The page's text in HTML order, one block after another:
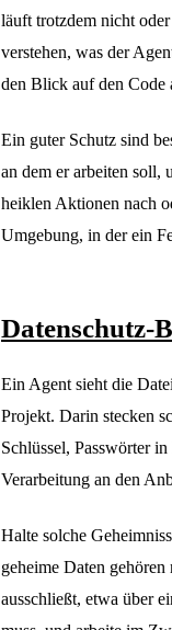
läuft trotzdem nicht
verstehen, was der
den Blick auf den Code
Ein guter Schutz sind
an dem er arbeiten soll,
heiklen Aktionen nach
Umgebung, in der ein
Datenschutz-
Ein Agent sieht die
Projekt. Darin stecken
Schlüssel, Passwörter
Verarbeitung an den
Halte solche
geheime Daten
ausschließt, etwa über